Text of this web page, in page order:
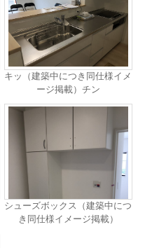
キッ（建築中につき同仕様イメ
ージ掲載）チン
シューズボックス（建築中につ
き同仕様イメージ掲載）